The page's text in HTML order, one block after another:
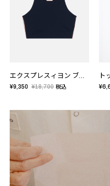
エクスプレスィヨン ブラトップ
¥9,350 ¥18,700 税込
ト